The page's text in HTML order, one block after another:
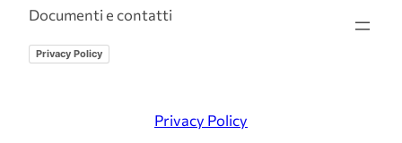
Documenti e contatti
Privacy Policy
Privacy Policy